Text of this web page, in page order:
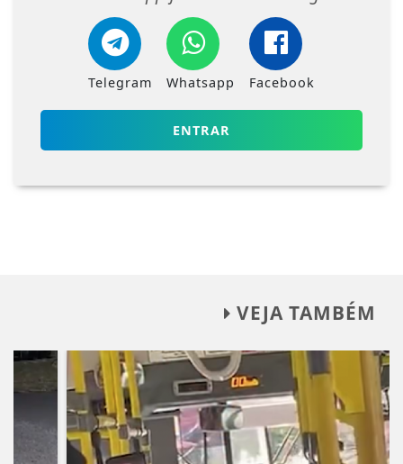
Telegram Whatsapp Facebook
ENTRAR
VEJA TAMBÉM